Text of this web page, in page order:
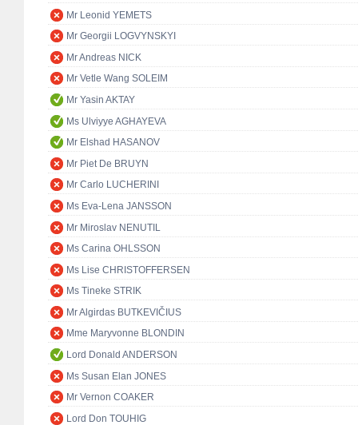
Mr Leonid YEMETS
Mr Georgii LOGVYNSKYI
Mr Andreas NICK
Mr Vetle Wang SOLEIM
Mr Yasin AKTAY
Ms Ulviyye AGHAYEVA
Mr Elshad HASANOV
Mr Piet De BRUYN
Mr Carlo LUCHERINI
Ms Eva-Lena JANSSON
Mr Miroslav NENUTIL
Ms Carina OHLSSON
Ms Lise CHRISTOFFERSEN
Ms Tineke STRIK
Mr Algirdas BUTKEVIČIUS
Mme Maryvonne BLONDIN
Lord Donald ANDERSON
Ms Susan Elan JONES
Mr Vernon COAKER
Lord Don TOUHIG